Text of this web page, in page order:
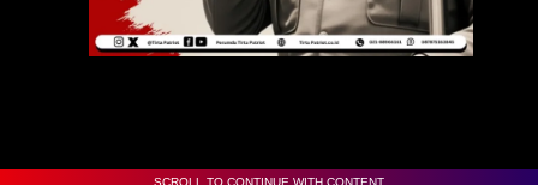
SCROLL TO CONTINUE WITH CONTENT